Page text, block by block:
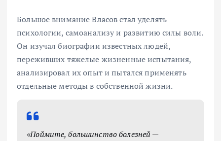
Большое внимание Власов стал уделять
психологии, самоанализу и развитию силы воли.
Он изучал биографии известных людей,
переживших тяжелые жизненные испытания,
анализировал их опыт и пытался применять
отдельные методы в собственной жизни.
«Поймите, большинство болезней —